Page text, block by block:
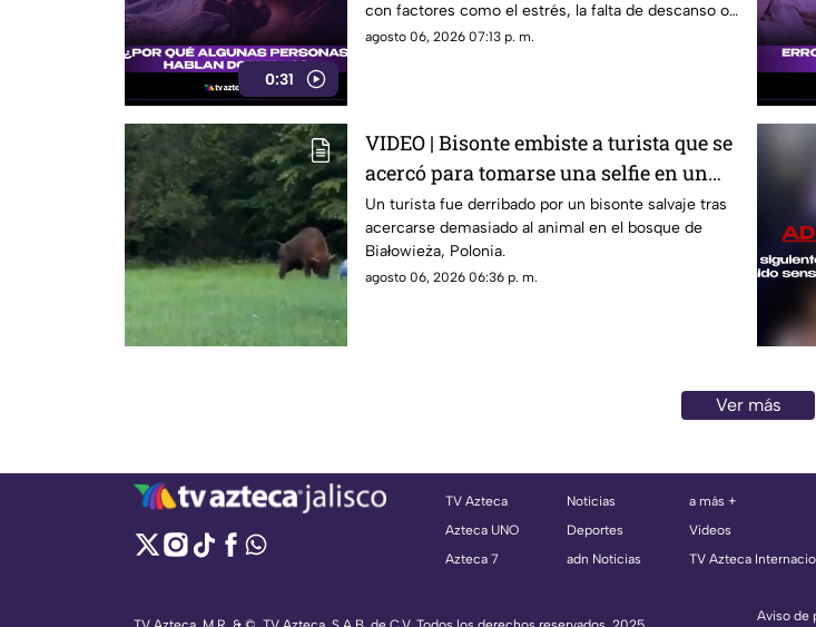
0:31
con factores como el estrés, la falta de descanso o
ciertas etapas del sueño.
agosto 06, 2026 07:13 p. m.
VIDEO | Bisonte embiste a turista que se
acercó para tomarse una selfie en un
bosque
Un turista fue derribado por un bisonte salvaje tras
acercarse demasiado al animal en el bosque de
Białowieża, Polonia.
agosto 06, 2026 06:36 p. m.
Ver más
TV Azteca
Azteca UNO
Azteca 7
Noticias
Deportes
adn Noticias
a más +
Videos
TV Azteca
Aviso de